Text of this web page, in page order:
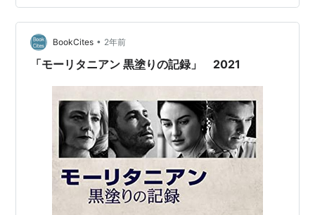
ドナルド、サスペンスの盛り上げ方も良く、手堅く纏め
ています。カルはオンボロ1990年式サーブ900を乗り回
して、イヌの様に鼻…
BookCites • 2年前
「モーリタニアン 黒塗りの記録」 2021